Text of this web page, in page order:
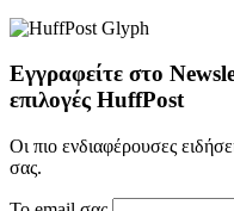
Εγγραφείτε στο
επιλογές HuffPost
Οι πιο ενδιαφέρουσες
σας.